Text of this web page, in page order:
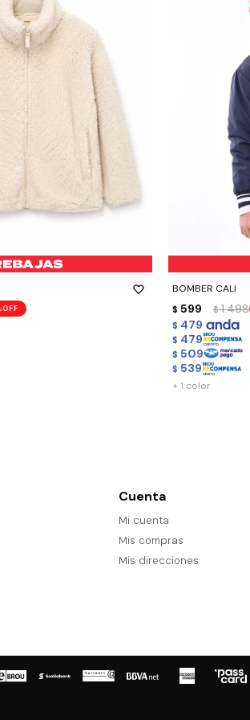
BOMBER CALI
$ 599 $ 1.498
$ 479
$ 479
$ 509
$ 539
- +
+ 1 color
Cuenta
Mi cuenta
Mis compras
Mis direcciones